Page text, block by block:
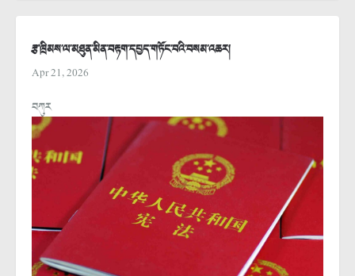
རྩ་ཁྲིམས་ལ་མཐུན་མིན་བརྟག་དཔྱད་གཏོང་བའི་བསམ་འཆར།
Apr 21, 2026
བཀུར